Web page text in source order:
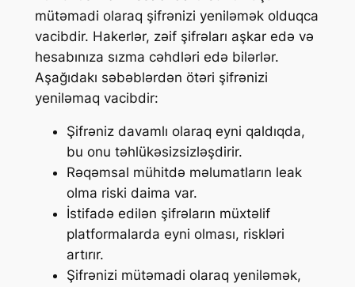
mütəmadi olaraq şifrənizi yeniləmək olduqca
vacibdir. Hakerlər, zəif şifrəları aşkar edə və
hesabınıza sızma cəhdləri edə bilərlər.
Aşağıdakı səbəblərdən ötəri şifrənizi
yeniləmaq vacibdir:
Şifrəniz davamlı olaraq eyni qaldıqda,
bu onu təhlükəsizsizləşdirir.
Rəqəmsal mühitdə məlumatların leak
olma riski daima var.
İstifadə edilən şifrəların müxtəlif
platformalarda eyni olması, riskləri
artırır.
Şifrənizi mütəmadi olaraq yeniləmək,